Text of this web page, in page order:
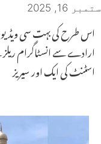
ستمبر 16, 2025
اس طرح کی بہت سی
ارادے سے انسٹاگرام ریلز
اسٹنٹ کی ایک اور سیریز